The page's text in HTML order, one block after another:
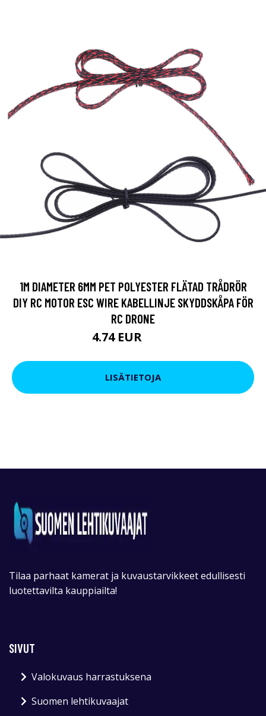
1M DIAMETER 6MM PET POLYESTER FLÄTAD TRÅDRÖR
DIY RC MOTOR ESC WIRE KABELLINJE SKYDDSKÅPA FÖR
RC DRONE
4.74 EUR
LISÄTIETOJA
Tilaa parhaat kamerat ja kuvaustarvikkeet edullisesti
luotettavilta kauppiailta!
SIVUT
Valokuvaus harrastuksena
Suomen lehtikuvaajat